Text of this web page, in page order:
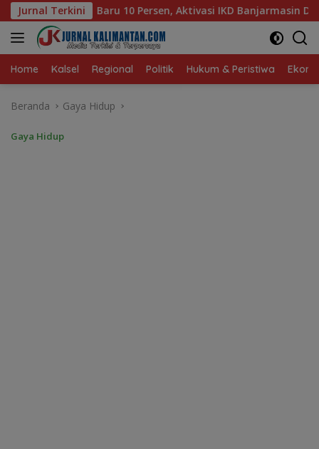
Langsung
ke
konten
Jurnal Terkini
Aktivasi IKD Banjarmasin Didorong Tuntas 90 Persen
Home Kalsel Regional Politik Hukum & Peristiwa
Beranda Gaya Hidup
Gaya Hidup